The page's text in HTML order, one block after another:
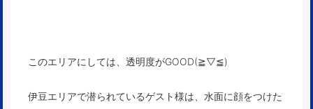
このエリアにしては、透明度がGOOD(≧▽≦)
伊豆エリアで潜られているゲスト様は、水面に顔をつけた